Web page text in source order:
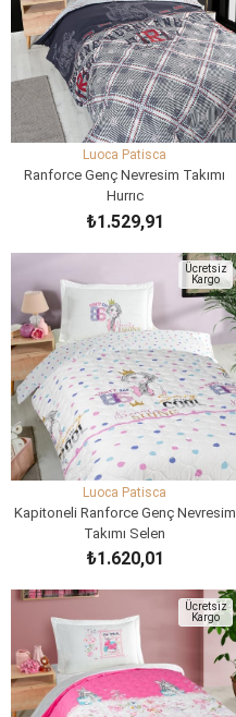
Luoca Patisca
Ranforce Genç Nevresim Takımı
Hurrıc
₺1.529,91
SEPETE EKLE
Ücretsiz
Kargo
Luoca Patisca
Kapitoneli Ranforce Genç Nevresim
Takımı Selen
₺1.620,01
SEPETE EKLE
Ücretsiz
Kargo